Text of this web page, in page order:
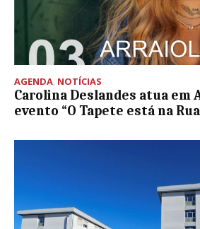
AGENDA, NOTÍCIAS
Carolina Deslandes atua em
evento “O Tapete está na